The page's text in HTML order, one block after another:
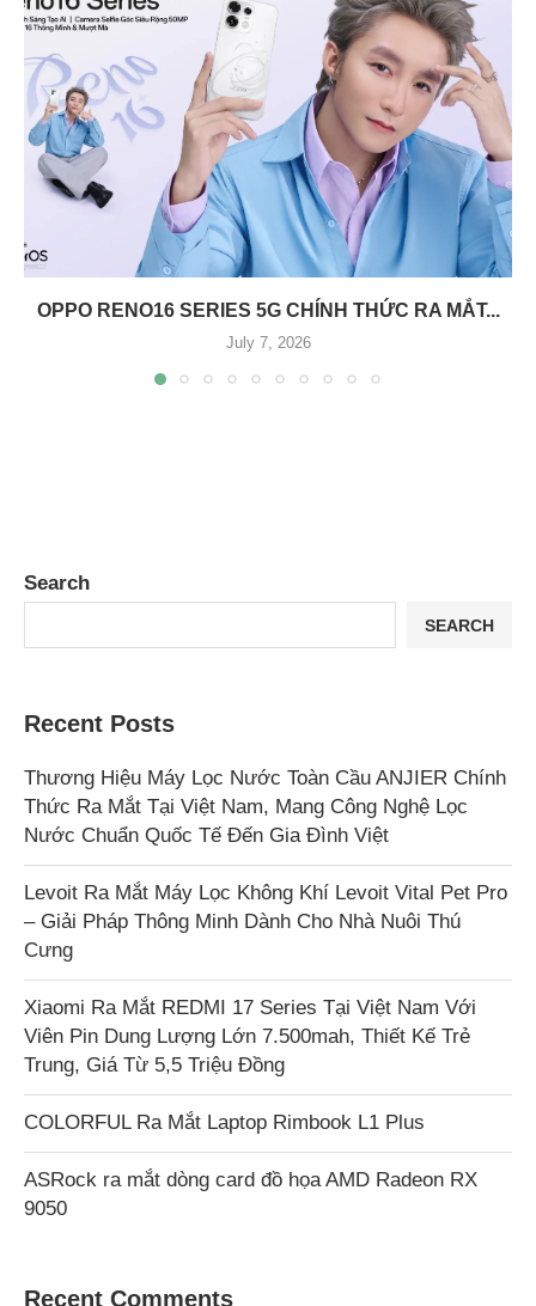
OPPO RENO16 SERIES 5G CHÍNH THỨC RA MẮT...
July 7, 2026
Search
SEARCH
Recent Posts
Thương Hiệu Máy Lọc Nước Toàn Cầu ANJIER Chính
Thức Ra Mắt Tại Việt Nam, Mang Công Nghệ Lọc
Nước Chuẩn Quốc Tế Đến Gia Đình Việt
Levoit Ra Mắt Máy Lọc Không Khí Levoit Vital Pet Pro
– Giải Pháp Thông Minh Dành Cho Nhà Nuôi Thú
Cưng
Xiaomi Ra Mắt REDMI 17 Series Tại Việt Nam Với
Viên Pin Dung Lượng Lớn 7.500mah, Thiết Kế Trẻ
Trung, Giá Từ 5,5 Triệu Đồng
COLORFUL Ra Mắt Laptop Rimbook L1 Plus
ASRock ra mắt dòng card đồ họa AMD Radeon RX
9050
Recent Comments